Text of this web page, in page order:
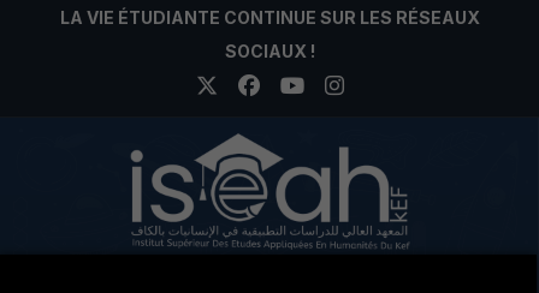
LA VIE ÉTUDIANTE CONTINUE SUR LES RÉSEAUX
SOCIAUX !